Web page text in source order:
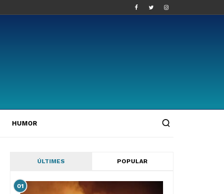
HUMOR
ÚLTIMES POPULAR
01